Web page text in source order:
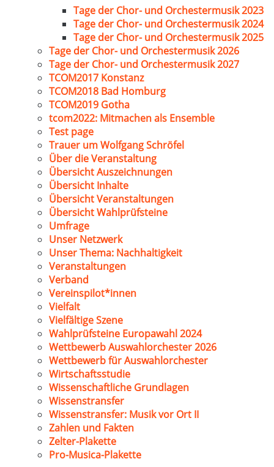
Tage der Chor- und Orchestermusik 2023
Tage der Chor- und Orchestermusik 2024
Tage der Chor- und Orchestermusik 2025
Tage der Chor- und Orchestermusik 2026
Tage der Chor- und Orchestermusik 2027
TCOM2017 Konstanz
TCOM2018 Bad Homburg
TCOM2019 Gotha
tcom2022: Mitmachen als Ensemble
Test page
Trauer um Wolfgang Schröfel
Über die Veranstaltung
Übersicht Auszeichnungen
Übersicht Inhalte
Übersicht Veranstaltungen
Übersicht Wahlprüfsteine
Umfrage
Unser Netzwerk
Unser Thema: Nachhaltigkeit
Veranstaltungen
Verband
Vereinspilot*innen
Vielfalt
Vielfältige Szene
Wahlprüfsteine Europawahl 2024
Wettbewerb Auswahlorchester 2026
Wettbewerb für Auswahlorchester
Wirtschaftsstudie
Wissenschaftliche Grundlagen
Wissenstransfer
Wissenstransfer: Musik vor Ort II
Zahlen und Fakten
Zelter-Plakette
Pro-Musica-Plakette